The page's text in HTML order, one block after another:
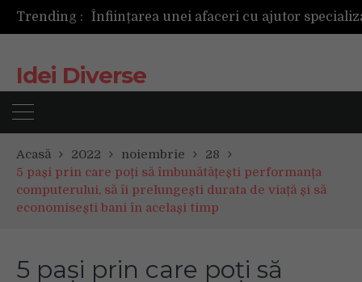
Trending :
Idei Diverse
Acasă 2022 noiembrie
28
5 pași prin care poți să îmbunătățești performanța
computerului, să îi prelungești durata de viață și să
economisești bani în același timp
5 pași prin care poți să